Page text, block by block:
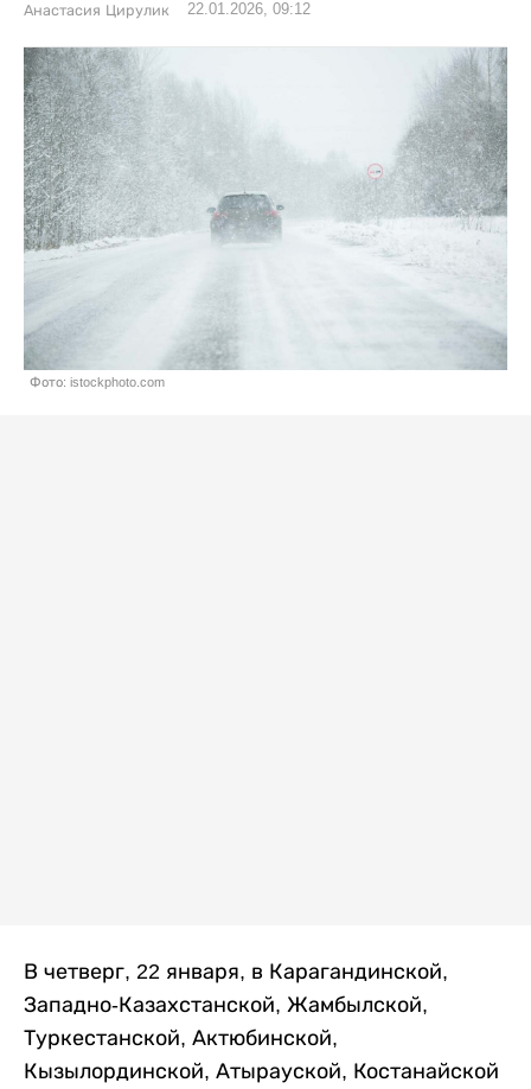
Анастасия Цирулик 22.01.2026, 09:12
Фото: istockphoto.com
В четверг, 22 января, в Карагандинской,
Западно-Казахстанской, Жамбылской,
Туркестанской, Актюбинской,
Кызылординской, Атырауской, Костанайской